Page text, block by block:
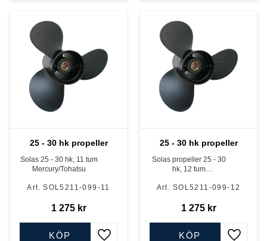
25 - 30 hk propeller
Solas 25 - 30 hk, 11 tum
Mercury/Tohatsu
SOL5211-099-11
1 275kr
KÖP
25 - 30 hk propeller
Solas propeller 25 - 30
hk, 12 tum
SOL5211-099-12
1 275kr
KÖP